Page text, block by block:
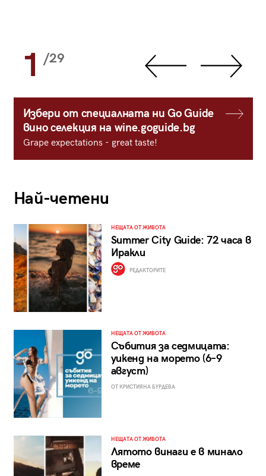
1 /29
Избери от специалната ни Go Guide
вино селекция на wine.goguide.bg
Grape expectations - great taste!
Най-четени
НЕЩАТА ОТ ЖИВОТА
Summer City Guide: 72 часа в
Иракли
РЕДАКТОРИТЕ
НЕЩАТА ОТ ЖИВОТА
Събития за седмицата:
уикенд на морето (6–9
август)
ОТ КРИСТИЯНА БУРДЕВА
НЕЩАТА ОТ ЖИВОТА
Лятото винаги е в минало
време